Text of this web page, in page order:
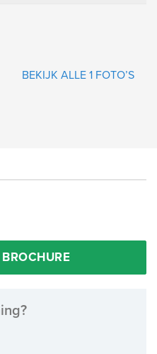
BEKIJK ALLE 1 FOTO’S